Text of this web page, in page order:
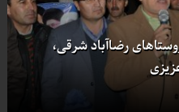
رضاآباد شرقی،